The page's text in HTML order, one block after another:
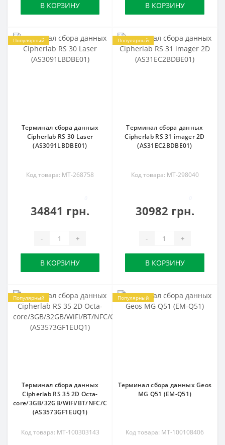
В КОРЗИНУ В КОРЗИНУ
Популярный
Терминал сбора данных
Cipherlab RS 30 Laser
(AS3091LBDBE01)
Код товара: MT-268758
34841 грн.
- +
В КОРЗИНУ
Популярный
Терминал сбора данных
Cipherlab RS 31 imager 2D
(AS31EC2BDBE01)
Код товара: MT-298040
30982 грн.
- +
В КОРЗИНУ
Популярный
Терминал сбора данных
Cipherlab RS 35 2D Octa-
core/3GB/32GB/WiFi/BT/NFC/Camera/4000Ah/Android
(AS3573GF1EUQ1)
Код товара: MT-100303143
Популярный
Терминал сбора данных Geos
MG Q51 (EM-Q51)
Код товара: MT-100108406